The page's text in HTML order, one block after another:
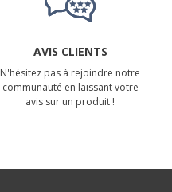
AVIS CLIENTS
N'hésitez pas à rejoindre notre
communauté en laissant votre
avis sur un produit !